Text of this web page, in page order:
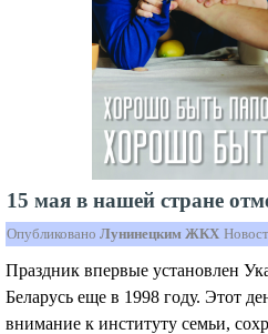
15 мая в нашей стране
Опубликовано Лунинецким ЖКХ
Праздник впервые установлен
Беларусь еще в 1998 году. Этот
внимание к институту семьи,